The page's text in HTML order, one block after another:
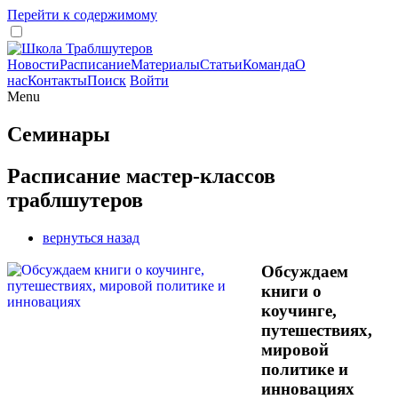
Перейти к содержимому
НовостиРасписаниеМатериалыСтатьиКомандаО
насКонтактыПоиск Войти
Menu
Семинары
Расписание мастер-классов
траблшутеров
вернуться назад
Обсуждаем
книги о
коучинге,
путешествиях,
мировой
политике и
инновациях